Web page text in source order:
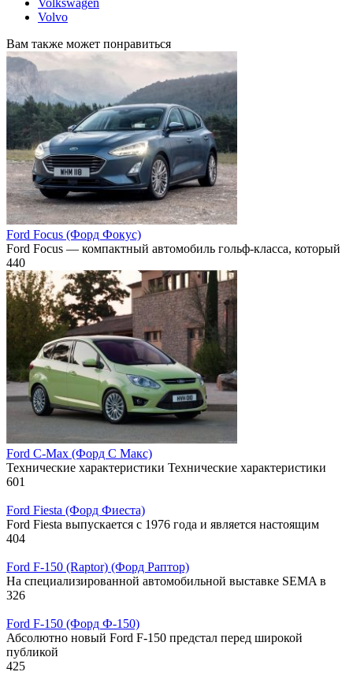
Volkswagen
Volvo
Вам также может понравиться
Ford Focus (Форд Фокус)
Ford Focus — компактный автомобиль гольф-класса, который
440
Ford C-Max (Форд С Макс)
Технические характеристики Технические характеристики
601
Ford Fiesta (Форд Фиеста)
Ford Fiesta выпускается с 1976 года и является настоящим
404
Ford F-150 (Raptor) (Форд Раптор)
На специализированной автомобильной выставке SEMA в
326
Ford F-150 (Форд Ф-150)
Абсолютно новый Ford F-150 предстал перед широкой
публикой
425